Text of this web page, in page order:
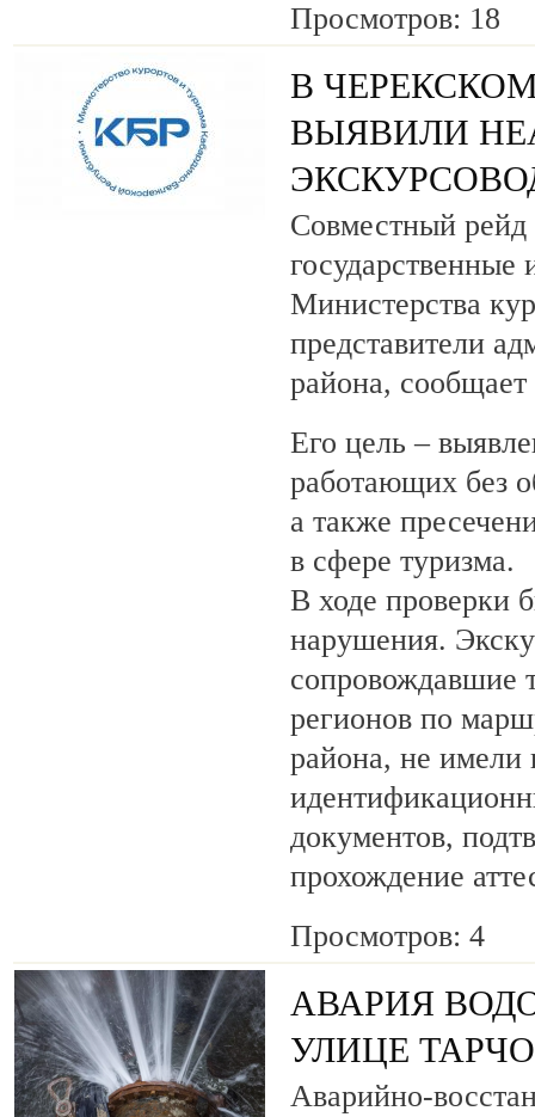
Просмотров: 18
В
ВЫЯВИЛИ
Совместный рейд
государственные
Министерства
представители
района,
Его цель –
работающих без
а также
в сфере туризма.
В ходе проверки
нарушения.
сопровождавшие
регионов по
района, не имели
документов,
прохождение
Просмотров: 4
АВАРИЯ
УЛИЦЕ
Аварийно-